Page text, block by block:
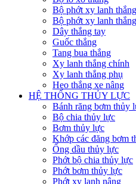
Bộ phớt xy lanh
Bộ phớt xy lanh
Dây thắng tay
Guốc thắng
Tang bua thắng
Xy lanh thắng chính
Xy lanh thắng phụ
Heo thắng xe nâng
HỆ THỐNG THỦY LỰC
Bánh răng bơm thủy
Bộ chia thủy lực
Bơm thủy lực
Khớp các đăng bơm
Ống dầu thủy lực
Phớt bộ chia thủy lực
Phớt bơm thủy lực
Phớt xy lanh nâng